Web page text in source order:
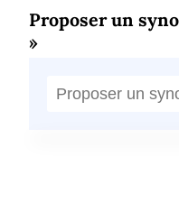
Proposer un
»